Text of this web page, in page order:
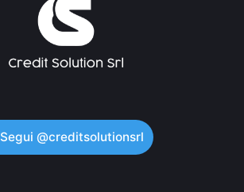
Segui @creditsolutionsrl